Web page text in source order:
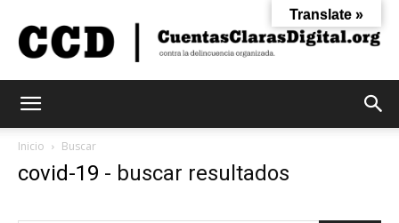
Inicio Buscar
covid-19 - buscar resultados
Translate »